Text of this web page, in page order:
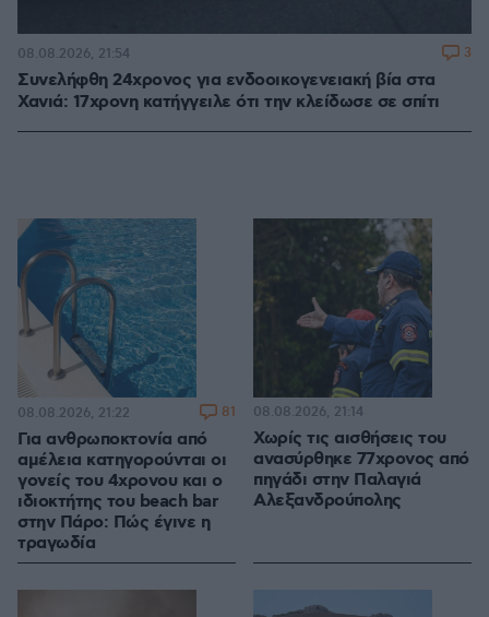
Συνελήφθη 24χρονος για ενδοοικογενειακή βία στα
Χανιά: 17χρονη κατήγγειλε ότι την κλείδωσε σε σπίτι
08.08.2026, 21:54 3
Για ανθρωποκτονία από
αμέλεια κατηγορούνται οι
γονείς του 4χρονου και ο
ιδιοκτήτης του beach bar
στην Πάρο: Πώς έγινε η
τραγωδία
08.08.2026, 21:22 81
Χωρίς τις αισθήσεις του
ανασύρθηκε 77χρονος από
πηγάδι στην Παλαγιά
Αλεξανδρούπολης
08.08.2026, 21:14